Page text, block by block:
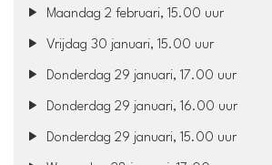
Maandag 2 februari, 15.00 uur
Vrijdag 30 januari, 15.00 uur
Donderdag 29 januari, 17.00 uur
Donderdag 29 januari, 16.00 uur
Donderdag 29 januari, 15.00 uur